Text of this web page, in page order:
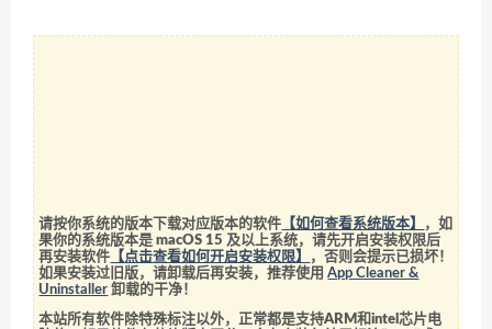
请按你系统的版本下载对应版本的软件 【如何查看系统版本】
，如
果你的系统版本是 macOS 15 及以上系统，请先开启安装权限后
再安装软件 【点击查看如何开启安装权限】
，否则会提示已损坏！
如果安装过旧版，请卸载后再安装，推荐使用App Cleaner &
Uninstaller 卸载的干净！
本站所有软件除特殊标注以外，正常都是支持ARM和intel芯片电